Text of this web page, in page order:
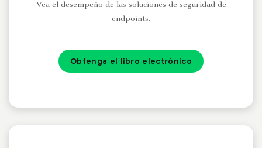
Vea el desempeño de las soluciones de seguridad de
endpoints.
Obtenga el libro electrónico